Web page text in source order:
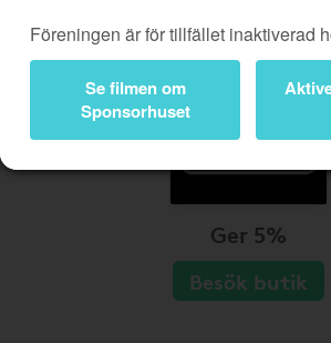
Bli medlem
Föreningen är för tillfället inaktiverad
Se filmen om
Sponsorhuset
Ger 5%
Besök butik